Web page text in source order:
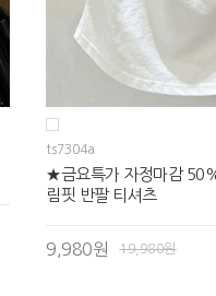
ts7304a
★금요특가 자정마감
림핏 반팔 티셔츠
9,980원 19,980원